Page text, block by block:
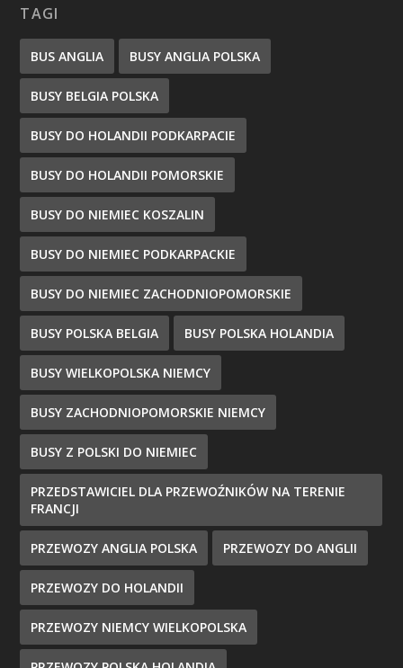
TAGI
BUS ANGLIA BUSY ANGLIA POLSKA
BUSY BELGIA POLSKA
BUSY DO HOLANDII PODKARPACIE
BUSY DO HOLANDII POMORSKIE
BUSY DO NIEMIEC KOSZALIN
BUSY DO NIEMIEC PODKARPACKIE
BUSY DO NIEMIEC ZACHODNIOPOMORSKIE
BUSY POLSKA BELGIA BUSY POLSKA HOLANDIA
BUSY WIELKOPOLSKA NIEMCY
BUSY ZACHODNIOPOMORSKIE NIEMCY
BUSY Z POLSKI DO NIEMIEC
PRZEDSTAWICIEL DLA PRZEWOŹNIKÓW NA TERENIE
FRANCJI
PRZEWOZY ANGLIA POLSKA PRZEWOZY DO ANGLII
PRZEWOZY DO HOLANDII
PRZEWOZY NIEMCY WIELKOPOLSKA